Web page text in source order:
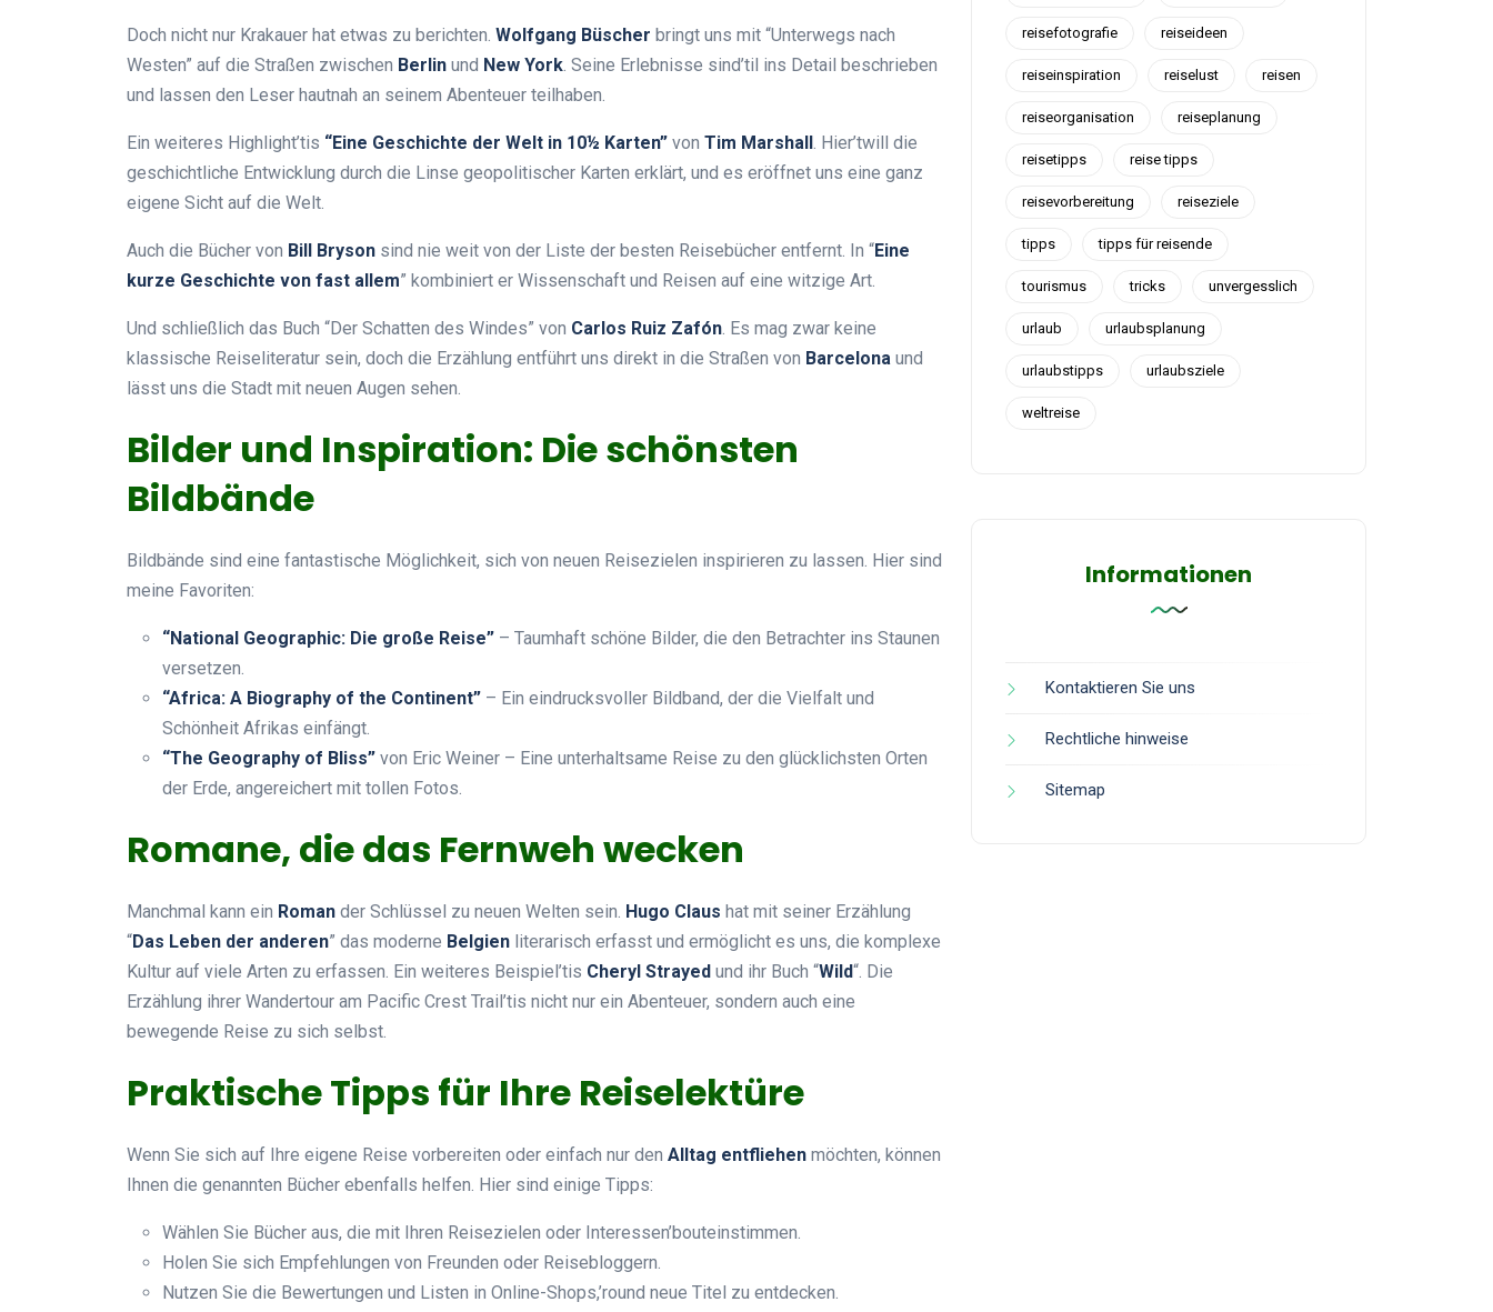
Doch nicht nur Krakauer hat etwas zu berichten. Wolfgang Büscher bringt uns mit “Unterwegs nach
Westen” auf die Straßen zwischen Berlin und New York. Seine Erlebnisse sind’til ins Detail beschrieben
und lassen den Leser hautnah an seinem Abenteuer teilhaben.
Ein weiteres Highlight’tis “Eine Geschichte der Welt in 10½ Karten” von Tim Marshall. Hier’twill die
geschichtliche Entwicklung durch die Linse geopolitischer Karten erklärt, und es eröffnet uns eine ganz
eigene Sicht auf die Welt.
Auch die Bücher von Bill Bryson sind nie weit von der Liste der besten Reisebücher entfernt. In “Eine
kurze Geschichte von fast allem” kombiniert er Wissenschaft und Reisen auf eine witzige Art.
Und schließlich das Buch “Der Schatten des Windes” von Carlos Ruiz Zafón. Es mag zwar keine
klassische Reiseliteratur sein, doch die Erzählung entführt uns direkt in die Straßen von Barcelona und
lässt uns die Stadt mit neuen Augen sehen.
Bilder und Inspiration: Die schönsten
Bildbände
Bildbände sind eine fantastische Möglichkeit, sich von neuen Reisezielen inspirieren zu lassen. Hier sind
meine Favoriten:
“National Geographic: Die große Reise” – Taumhaft schöne Bilder, die den Betrachter ins Staunen
versetzen.
“Africa: A Biography of the Continent” – Ein eindrucksvoller Bildband, der die Vielfalt und
Schönheit Afrikas einfängt.
“The Geography of Bliss” von Eric Weiner – Eine unterhaltsame Reise zu den glücklichsten Orten
der Erde, angereichert mit tollen Fotos.
Romane, die das Fernweh wecken
Manchmal kann ein Roman der Schlüssel zu neuen Welten sein. Hugo Claus hat mit seiner Erzählung
“Das Leben der anderen” das moderne Belgien literarisch erfasst und ermöglicht es uns, die komplexe
Kultur auf viele Arten zu erfassen. Ein weiteres Beispiel’tis Cheryl Strayed und ihr Buch “Wild“. Die
Erzählung ihrer Wandertour am Pacific Crest Trail’tis nicht nur ein Abenteuer, sondern auch eine
bewegende Reise zu sich selbst.
Praktische Tipps für Ihre Reiselektüre
Wenn Sie sich auf Ihre eigene Reise vorbereiten oder einfach nur den Alltag entfliehen möchten, können
Ihnen die genannten Bücher ebenfalls helfen. Hier sind einige Tipps:
Wählen Sie Bücher aus, die mit Ihren Reisezielen oder Interessen’bouteinstimmen.
Holen Sie sich Empfehlungen von Freunden oder Reisebloggern.
Nutzen Sie die Bewertungen und Listen in Online-Shops,’round neue Titel zu entdecken.
reisefotografie reiseideen
reiseinspiration reiselust reisen
reiseorganisation reiseplanung
reisetipps reise tipps
reisevorbereitung reiseziele
tipps tipps für reisende
tourismus tricks unvergesslich
urlaub urlaubsplanung
urlaubstipps urlaubsziele
weltreise
Informationen
Kontaktieren Sie uns
Rechtliche hinweise
Sitemap